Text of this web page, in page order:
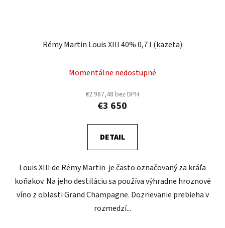
Rémy Martin Louis XIII 40% 0,7 l (kazeta)
Momentálne nedostupné
€2 967,48 bez DPH
€3 650
DETAIL
Louis XIII de Rémy Martin je často označovaný za kráľa
koňakov. Na jeho destiláciu sa používa výhradne hroznové
víno z oblasti Grand Champagne. Dozrievanie prebieha v
rozmedzí...